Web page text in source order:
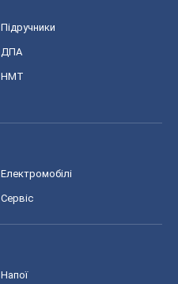
Підручники
ДПА
НМТ
Електромобілі
Сервіс
Напої